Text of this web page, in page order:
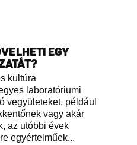
EGY
kultúra
laboratóriumi
vegyületeket, például
vagy akár
az utóbbi évek
egyértelműek...